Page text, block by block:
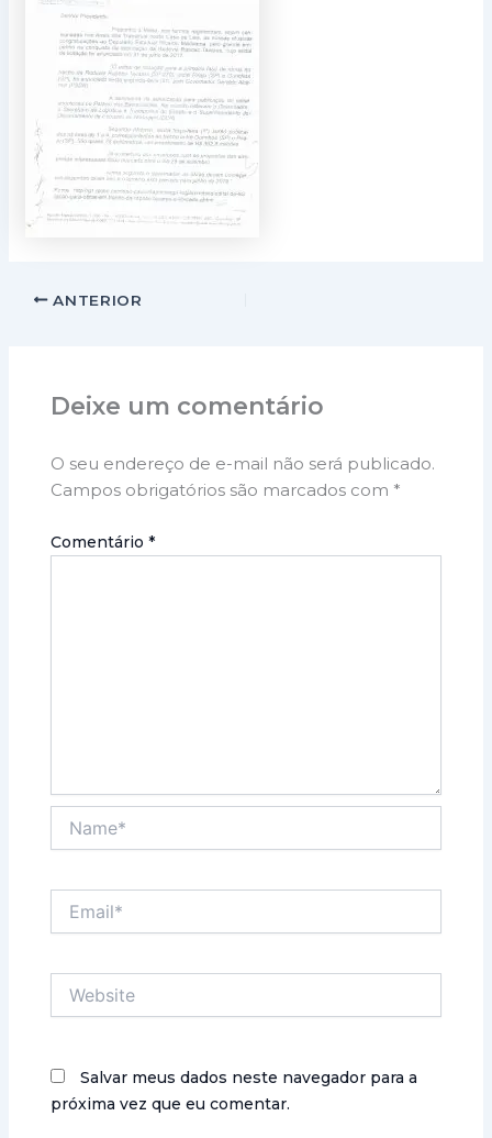
ANTERIOR
Deixe um comentário
O seu endereço de e-mail não será publicado.
Campos obrigatórios são marcados com *
Comentário *
Salvar meus dados neste navegador para a
próxima vez que eu comentar.